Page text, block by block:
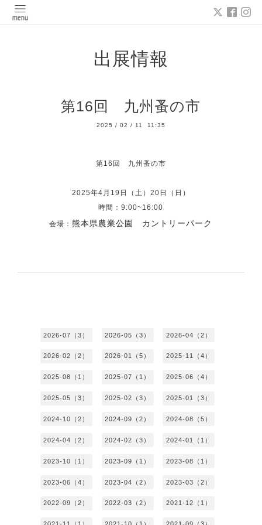
出展情報
第16回 九州蚤の市
2025 / 02 / 11 11:35
第16回 九州蚤の市
2025年4月19日（土）20日（日）
時間：9:00~16:00
会場：熊本県農業公園 カントリーパーク
2026-07（3） 2026-05（3） 2026-04（2）
2026-02（2） 2026-01（5） 2025-11（4）
2025-08（1） 2025-07（1） 2025-06（4）
2025-05（3） 2025-02（3） 2025-01（3）
2024-10（2） 2024-09（2） 2024-08（5）
2024-04（2） 2024-02（3） 2024-01（1）
2023-10（1） 2023-09（1） 2023-08（1）
2023-06（4） 2023-04（2） 2023-03（2）
2022-09（2） 2022-03（2） 2021-12（1）